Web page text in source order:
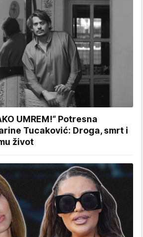
UMREM!“ Potresna
Tucaković: Droga, smrt i
život